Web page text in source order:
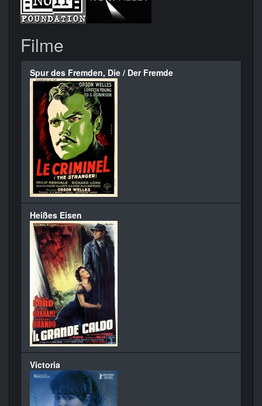
Filme
Spur des Fremden, Die / Der Fremde
Heißes Eisen
Victoria